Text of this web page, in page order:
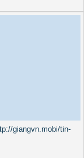
giangvn.mobi/tin-